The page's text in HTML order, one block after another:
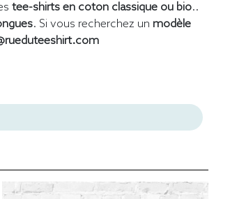
tee-shirts en coton classique ou bio..
. Si vous recherchez un modèle